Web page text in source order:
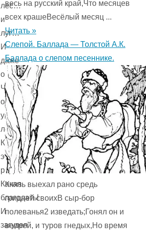
лес…
и
луг…
И
даже
оказалось,
Что
он
умел
летать!
Какая
это
радость!
Какая
благодать!
И
загудел
весь на русский край,Что месяцев
всех крашеВесёлый месяц ...
Читать »
Слепой. Баллада — Толстой А.К.
Баллада о слепом песеннике.
Князь выехал рано средь
гридней своихВ сыр-бор
полеванья2 изведать;Гонял он и
вепрей, и туров гнедых,Но время